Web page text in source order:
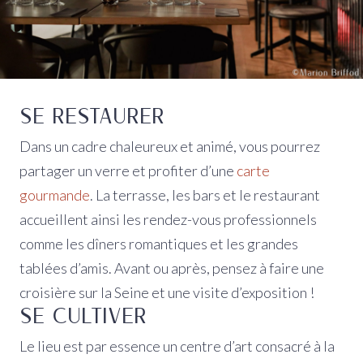
SE RESTAURER
Dans un cadre chaleureux et animé, vous pourrez
partager un verre et profiter d’une carte
gourmande. La terrasse, les bars et le restaurant
accueillent ainsi les rendez-vous professionnels
comme les dîners romantiques et les grandes
tablées d’amis. Avant ou après, pensez à faire une
croisière sur la Seine et une visite d’exposition !
SE CULTIVER
Le lieu est par essence un centre d’art consacré à la